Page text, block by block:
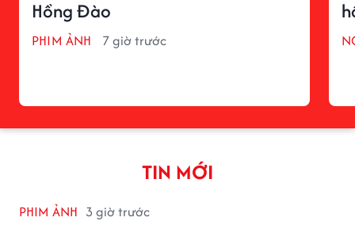
Hồng Đào
PHIM ẢNH 7 giờ trước
TIN MỚI
PHIM ẢNH 3 giờ trước